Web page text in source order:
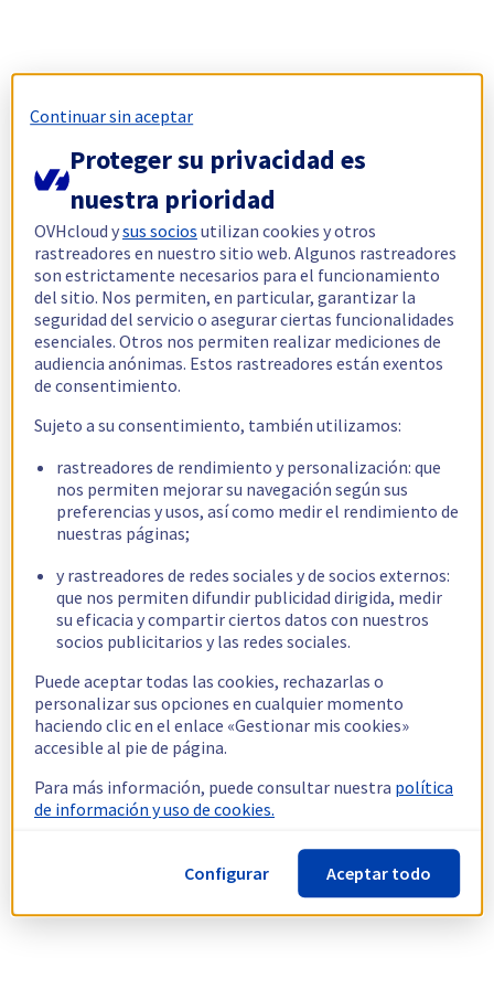
Continuar sin aceptar
Proteger su privacidad es
nuestra prioridad
OVHcloud ysus socios utilizan cookies y otros
rastreadores en nuestro sitio web. Algunos rastreadores
son estrictamente necesarios para el funcionamiento
del sitio. Nos permiten, en particular, garantizar la
seguridad del servicio o asegurar ciertas funcionalidades
esenciales. Otros nos permiten realizar mediciones de
audiencia anónimas. Estos rastreadores están exentos
de consentimiento.
Sujeto a su consentimiento, también utilizamos:
rastreadores de rendimiento y personalización: que
nos permiten mejorar su navegación según sus
preferencias y usos, así como medir el rendimiento de
nuestras páginas;
y rastreadores de redes sociales y de socios externos:
que nos permiten difundir publicidad dirigida, medir
su eficacia y compartir ciertos datos con nuestros
socios publicitarios y las redes sociales.
Puede aceptar todas las cookies, rechazarlas o
personalizar sus opciones en cualquier momento
haciendo clic en el enlace «Gestionar mis cookies»
accesible al pie de página.
Para más información, puede consultar nuestra política
de información y uso de cookies.
Configurar Aceptar todo